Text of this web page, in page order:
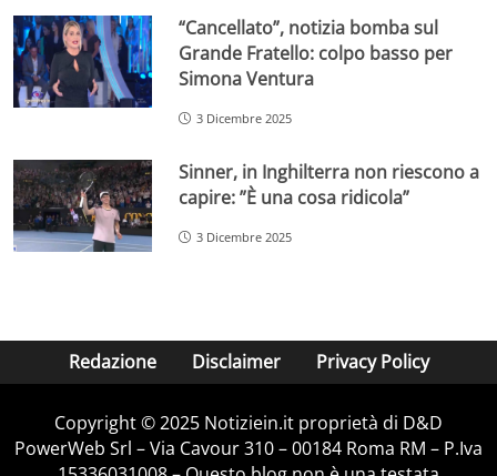
“Cancellato”, notizia bomba sul
Grande Fratello: colpo basso per
Simona Ventura
3 Dicembre 2025
Sinner, in Inghilterra non riescono a
capire: ”È una cosa ridicola”
3 Dicembre 2025
Redazione Disclaimer Privacy Policy
Copyright © 2025 Notiziein.it proprietà di D&D
PowerWeb Srl – Via Cavour 310 – 00184 Roma RM – P.Iva